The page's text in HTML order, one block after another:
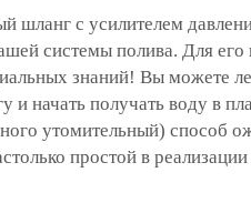
шланг с усилителем
системы полива. Для его
знаний! Вы можете
и начать получать воду в
утомительный) способ
простой в